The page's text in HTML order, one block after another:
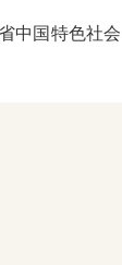
中国特色社会